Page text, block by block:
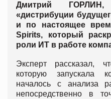
Дмитрий ГОРЛИН,
«дистрибуции
и по настоящее
Spirits, который
роли ИТ в работе
Эксперт рассказал,
которую запускала
началось с анализа
непосредственно в